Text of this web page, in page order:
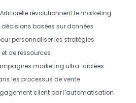
révolutionnent le marketing
basées sur données
personnaliserles stratégies
et deressources
marketing ultra-ciblées
les processus de vente
client par l’automatisation